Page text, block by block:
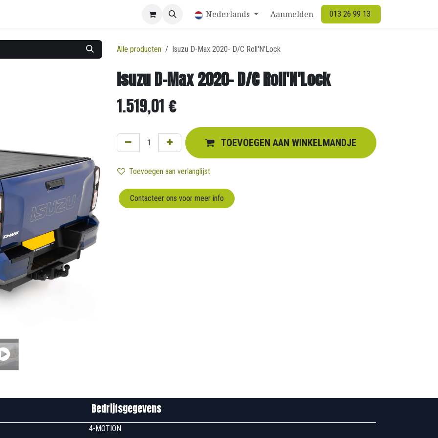
Nederlands Aanmelden 013 26 99 13
Alle producten Isuzu D-Max 2020- D/C Roll'N'Lock
Isuzu D-Max 2020- D/C Roll'N'Lock
1.519,01 €
TOEVOEGEN AAN WINKELMANDJE
Toevoegen aan verlanglijst
Contacteer ons voor meer info
4-MOTION